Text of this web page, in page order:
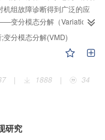
机组故障诊断得到广泛的应
变分模态分解（Variational
启动过渡过程振动信号分
信号进行分析，验证VMD方
方法对机组启动过渡过程实
通过Hilbert-
出相应的Hilbert谱，并将结
主要为信号的发展趋势；
的"纺锤形"信号，且能够反
扰噪音或机组故障导致的高
变分模态分解(VMD)
| 1888 | 34
研究